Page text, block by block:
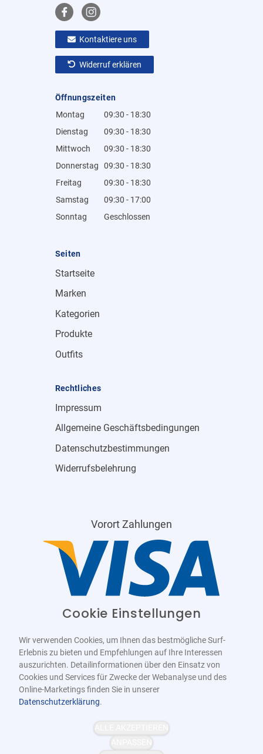
Kontaktiere uns
Widerruf erklären
Öffnungszeiten
Montag
09:30 - 18:30
Dienstag
09:30 - 18:30
Mittwoch
09:30 - 18:30
Donnerstag
09:30 - 18:30
Freitag
09:30 - 18:30
Samstag
09:30 - 17:00
Sonntag
Geschlossen
Seiten
Startseite
Marken
Kategorien
Produkte
Outfits
Rechtliches
Impressum
Allgemeine Geschäftsbedingungen
Datenschutzbestimmungen
Widerrufsbelehrung
Vorort Zahlungen
WCAG-2.1-AA
Cookie Einstellungen
Wir verwenden Cookies, um Ihnen das bestmögliche Surf-
Erlebnis zu bieten und Empfehlungen auf Ihre Interessen
auszurichten. Detailinformationen über den Einsatz von
Cookies und Services für Zwecke der Webanalyse und des
Online-Marketings finden Sie in unserer
Datenschutzerklärung.
ALLE AKZEPTIEREN
ANPASSEN